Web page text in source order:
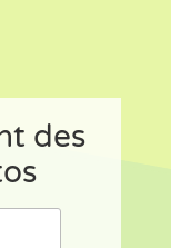
des